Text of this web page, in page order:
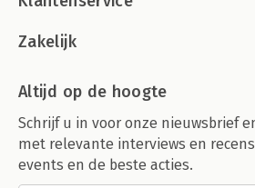
Zakelijk
Altijd op de hoogte
Schrijf u in voor onze nieuwsbrief
met relevante interviews en
events en de beste acties.